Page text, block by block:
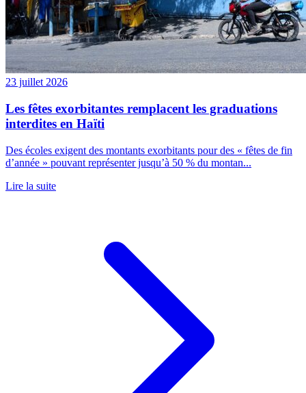
23 juillet 2026
Les fêtes exorbitantes remplacent les graduations
interdites en Haïti
Des écoles exigent des montants exorbitants pour des « fêtes de fin
d’année » pouvant représenter jusqu’à 50 % du montan...
Lire la suite